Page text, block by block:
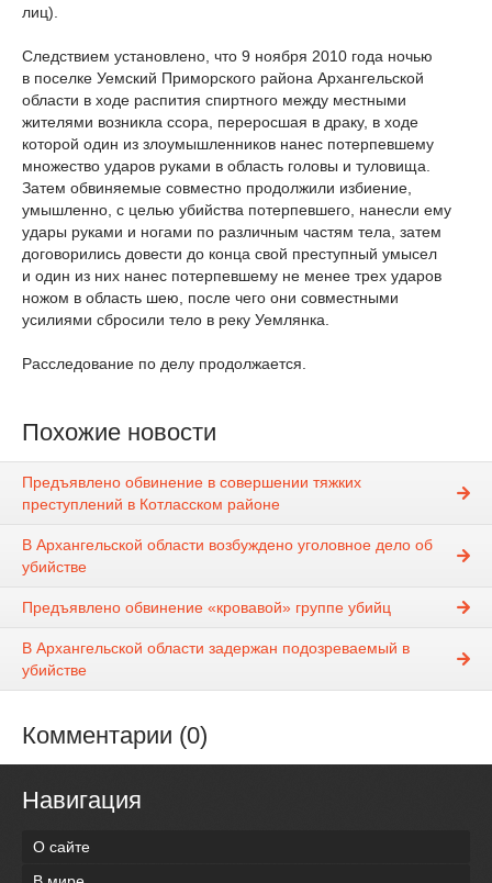
лиц).
Следствием установлено, что 9 ноября 2010 года ночью
в поселке Уемский Приморского района Архангельской
области в ходе распития спиртного между местными
жителями возникла ссора, переросшая в драку, в ходе
которой один из злоумышленников нанес потерпевшему
множество ударов руками в область головы и туловища.
Затем обвиняемые совместно продолжили избиение,
умышленно, с целью убийства потерпевшего, нанесли ему
удары руками и ногами по различным частям тела, затем
договорились довести до конца свой преступный умысел
и один из них нанес потерпевшему не менее трех ударов
ножом в область шею, после чего они совместными
усилиями сбросили тело в реку Уемлянка.
Расследование по делу продолжается.
Похожие новости
Предъявлено обвинение в совершении тяжких
преступлений в Котласском районе
В Архангельской области возбуждено уголовное дело об
убийстве
Предъявлено обвинение «кровавой» группе убийц
В Архангельской области задержан подозреваемый в
убийстве
Комментарии (0)
Навигация
О сайте